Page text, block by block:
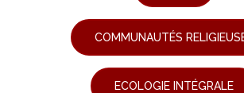
COMMUNAUTÉS
ECOLOGIE INTÉGRALE